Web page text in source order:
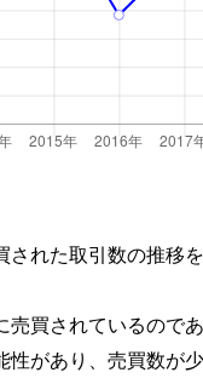
された取引数の推移
売買されているので
性があり、売買数が